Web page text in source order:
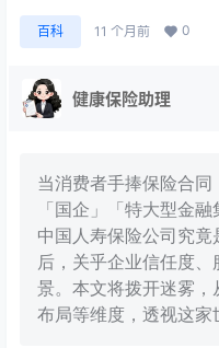
百科 11 个月前 0
健康保险助理
当消费者手捧保险合同
「国企」「特大型金
中国人寿保险公司究
后，关乎企业信任度
景。本文将拨开迷雾，
布局等维度，透视这家